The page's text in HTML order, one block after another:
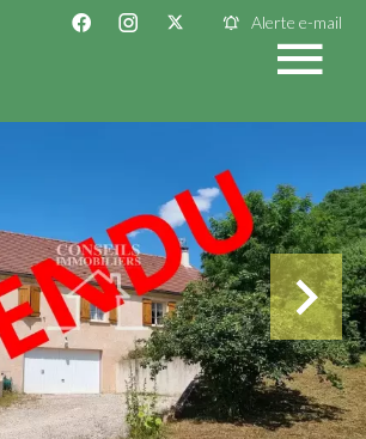
Alerte e-mail